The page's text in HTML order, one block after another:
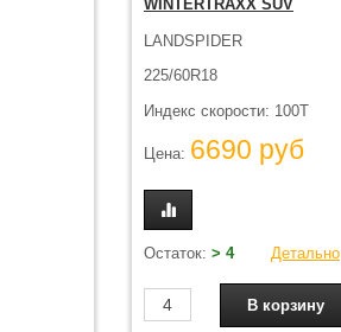
WINTERTRAXX SUV
LANDSPIDER
225/60R18
Индекс скорости: 100T
Цена: 6690 руб
Остаток: > 4 Детально